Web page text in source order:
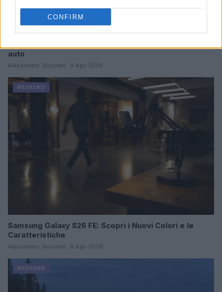
CONFIRM
auto
Alessandro Tassinari · 9 Ago 2026
WEEKEND
Samsung Galaxy S26 FE: Scopri i Nuovi Colori e le
Caratteristiche
Alessandro Tassinari · 9 Ago 2026
WEEKEND